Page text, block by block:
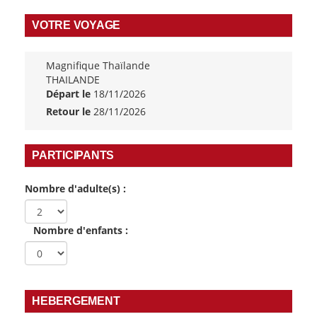
VOTRE VOYAGE
Magnifique Thaïlande
THAILANDE
Départ le 18/11/2026
Retour le 28/11/2026
PARTICIPANTS
Nombre d'adulte(s) :
Nombre d'enfants :
HEBERGEMENT